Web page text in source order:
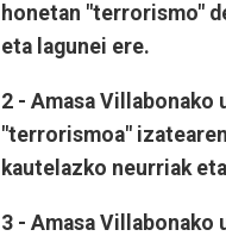
honetan "terrorismo"
eta lagunei ere.
2 - Amasa
"terrorismoa"
kautelazko neurriak
3 - Amasa